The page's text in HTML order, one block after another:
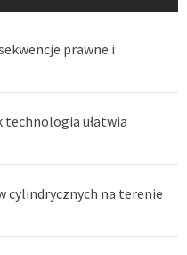
prawne i
ułatwia
cylindrycznych na terenie